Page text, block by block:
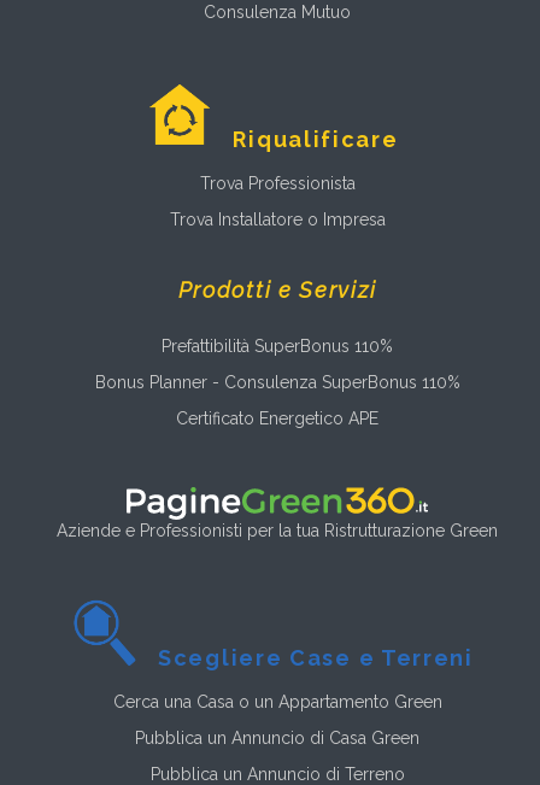
Consulenza Mutuo
Riqualificare
Trova Professionista
Trova Installatore o Impresa
Prodotti e Servizi
Prefattibilità SuperBonus 110%
Bonus Planner - Consulenza SuperBonus 110%
Certificato Energetico APE
Aziende e Professionisti per la tua Ristrutturazione Green
Scegliere Case e Terreni
Cerca una Casa o un Appartamento Green
Pubblica un Annuncio di Casa Green
Pubblica un Annuncio di Terreno